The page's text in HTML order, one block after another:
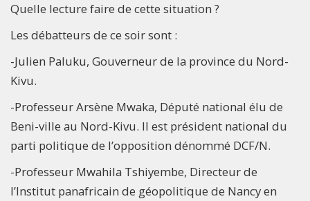
Quelle lecture faire de cette situation ?
Les débatteurs de ce soir sont :
-Julien Paluku, Gouverneur de la province du Nord-
Kivu.
-Professeur Arsène Mwaka, Député national élu de
Beni-ville au Nord-Kivu. Il est président national du
parti politique de l’opposition dénommé DCF/N.
-Professeur Mwahila Tshiyembe, Directeur de
l’Institut panafricain de géopolitique de Nancy en